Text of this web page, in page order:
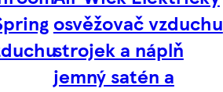
osvěžovač vzduchu
strojek a náplň
jemný satén a